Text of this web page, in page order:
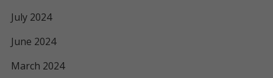
July 2024
June 2024
March 2024